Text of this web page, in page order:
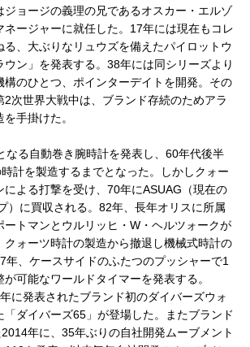
ジョージの義理の兄であるオスカー・エルゾ
ネージャーに就任した。17年には現在もコレ
る、大ぶりなリュウズを備えたパイロットウ
ウン」を発表する。38年には同シリーズより
構のひとつ、ポインターデイトを開発。その
2次世界大戦中は、ブランド存続のためアラ
手掛けた。
なる自動巻き腕時計を発表し、60年代後半
計を製造するまでとなった。しかしクォー
による打撃を受け、70年にASUAG（現在の
）に買収される。82年、長年オリスに所属
ートマンとウルリッヒ・W・ヘルツォークが
クォーツ時計の製造から撤退し機械式時計の
年、ケースサイドのふたつのプッシャーで1
可能なワールドタイマーを発表する。
に発表されたブランド初のダイバーズウォ
「ダイバーズ65」が登場した。またブランド
年に、35年ぶりの自社開発ムーブメント